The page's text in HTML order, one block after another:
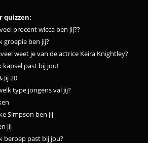
quizzen:
procent wicca ben jij??
groepie ben jij?
weet je van de actrice Keira Knightley?
kapsel past bij jou!
Jij 20
type jongens val jij?
Simpson ben jij
jij
beroep past bij jou?